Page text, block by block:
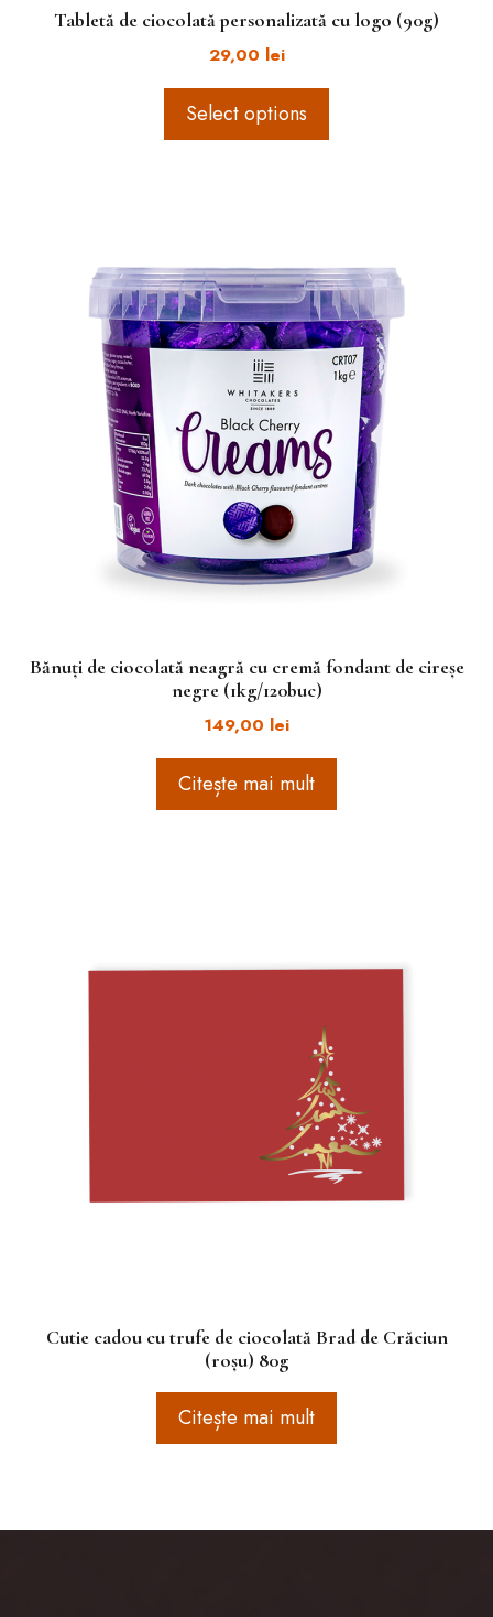
Tabletă de ciocolată personalizată cu logo (90g)
29,00 lei
Select options
Bănuți de ciocolată neagră cu cremă fondant de cireșe
negre (1kg/120buc)
149,00 lei
Citește mai mult
Cutie cadou cu trufe de ciocolată Brad de Crăciun
(roșu) 80g
Citește mai mult